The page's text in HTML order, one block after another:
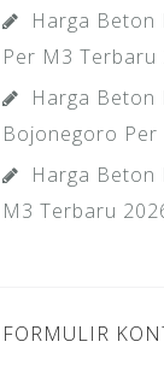
Harga Beton
Per M3 Terbaru
Harga Beton
Bojonegoro
Harga Beton
M3 Terbaru
FORMULIR